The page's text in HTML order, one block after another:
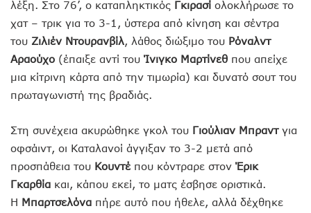
λέξη. Στο 76’, ο καταπληκτικός Γκιρασί ολοκλήρωσε το
χατ – τρικ για το 3-1, ύστερα από κίνηση και σέντρα
του Ζιλιέν Ντουρανβίλ, λάθος διώξιμο του Ρόναλντ
Αραούχο (έπαιξε αντί του Ίνιγκο Μαρτίνεθ που απείχε
μια κίτρινη κάρτα από την τιμωρία) και δυνατό σουτ του
πρωταγωνιστή της βραδιάς.
Στη συνέχεια ακυρώθηκε γκολ του Γιούλιαν Μπραντ για
οφσάιντ, οι Καταλανοί άγγιξαν το 3-2 μετά από
προσπάθεια του Κουντέ που κόντραρε στον Έρικ
Γκαρθία και, κάπου εκεί, το ματς έσβησε οριστικά.
Η Μπαρτσελόνα πήρε αυτό που ήθελε, αλλά δέχθηκε